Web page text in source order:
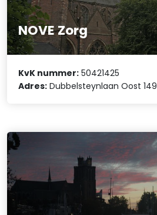
NOVE Zorg
KvK nummer: 50421425
Adres: Dubbelsteynlaan Oost 149